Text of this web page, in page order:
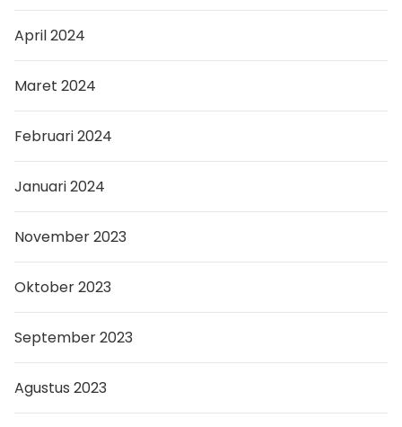
April 2024
Maret 2024
Februari 2024
Januari 2024
November 2023
Oktober 2023
September 2023
Agustus 2023